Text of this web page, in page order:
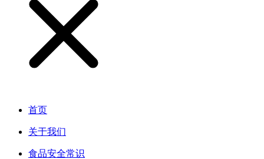
首页
关于我们
食品安全常识